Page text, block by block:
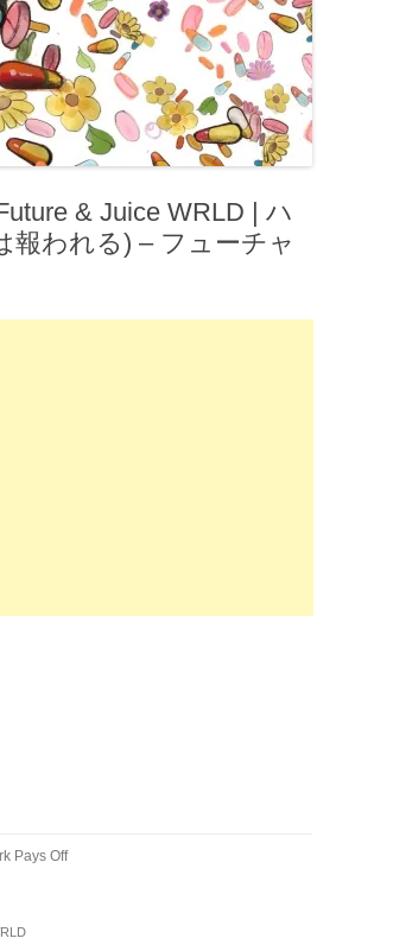
& Juice WRLD | ハ
報われる) – フューチャ
Pays Off